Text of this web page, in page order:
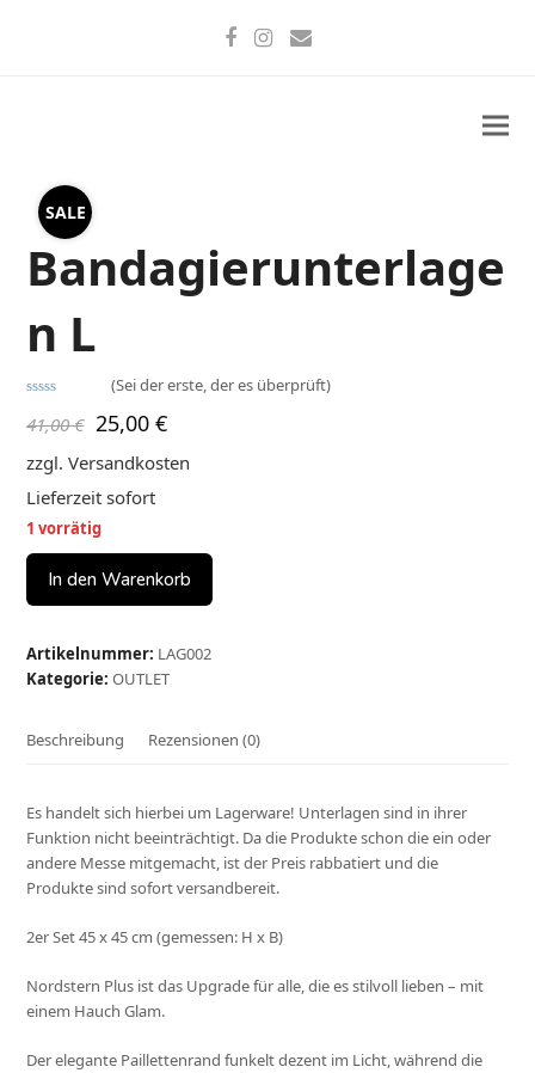
Facebook
Instagram
E-
SALE
Bandagierunterlage
n L
mit
5
(Sei der erste, der es überprüft)
41,00€ Ursprünglicher
Preis
war:
41,00 €
25,00€Aktueller
Preis
zzgl. Versandkosten
Lieferzeitsofort
1 vorrätig
Bandagierunterlagen
In den Warenkorb
Artikelnummer: LAG002
Kategorie: OUTLET
Beschreibung Rezensionen (0)
Es handelt sich hierbei um Lagerware! Unterlagen sind in ihrer
Funktion nicht beeinträchtigt. Da die Produkte schon die ein oder
andere Messe mitgemacht, ist der Preis rabbatiert und die
Produkte sind sofort versandbereit.
2er Set 45 x 45 cm (gemessen: H x B)
Nordstern Plus ist das Upgrade für alle, die es stilvoll lieben – mit
einem Hauch Glam.
Der elegante Paillettenrand funkelt dezent im Licht, während die